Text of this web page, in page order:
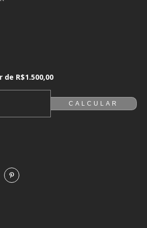
deR$1.500,00
ALTERAR CEP
de R$1.500,00
CALCULAR